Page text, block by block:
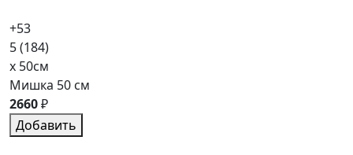
+53
5(184)
x 50см
Мишка 50 см
2660₽
Добавить